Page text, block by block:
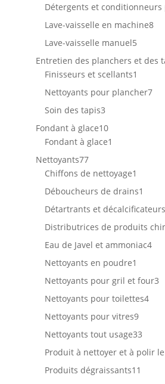
Détergents et conditionneurs
Lave-vaisselle en machine88
Lave-vaisselle manuel55
produits
Entretien des planchers et des
Finisseurs et scellants1
produit
Nettoyants pour plancher77
Soin des tapis33
produits
Fondant à glace1010
produits
Fondant à glace1
Nettoyants7777
produits
Chiffons de nettoyage1
produit
Déboucheurs de drains1
Détartrants et décalcificateurs
Distributrices de produits
Eau de Javel et ammoniac44
Nettoyants en poudre1
produit
Nettoyants pour gril et four33
Nettoyants pour toilettes44
Nettoyants pour vitres99
Nettoyants tout usage3333
Produit à nettoyer et à polir
Produits dégraissants11